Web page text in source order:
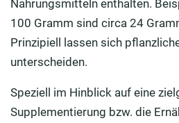
Nahrungsmitteln enthalten.
100 Gramm sind circa 24
Prinzipiell lassen sich
unterscheiden.
Speziell im Hinblick auf eine
Supplementierung bzw. die